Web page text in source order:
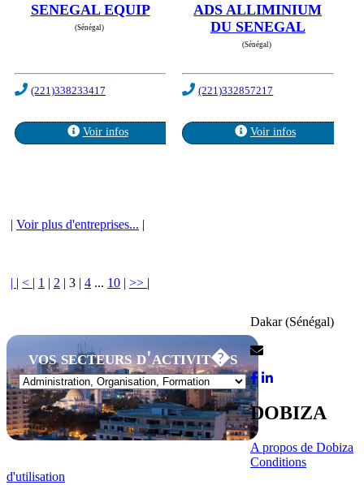
SENEGAL EQUIP
(Sénégal)
(221)338233417
Voir infos
ADS ALLIMINIUM
DU SENEGAL
(Sénégal)
(221)332857217
Voir infos
Voir plus d'entreprises...
< 1 2 3 4 ... 10 >>
vos secteurs d'activit�s
Dakar (Sénégal)
DOBIZA
A propos de Dobiza
Conditions
d'utilisation